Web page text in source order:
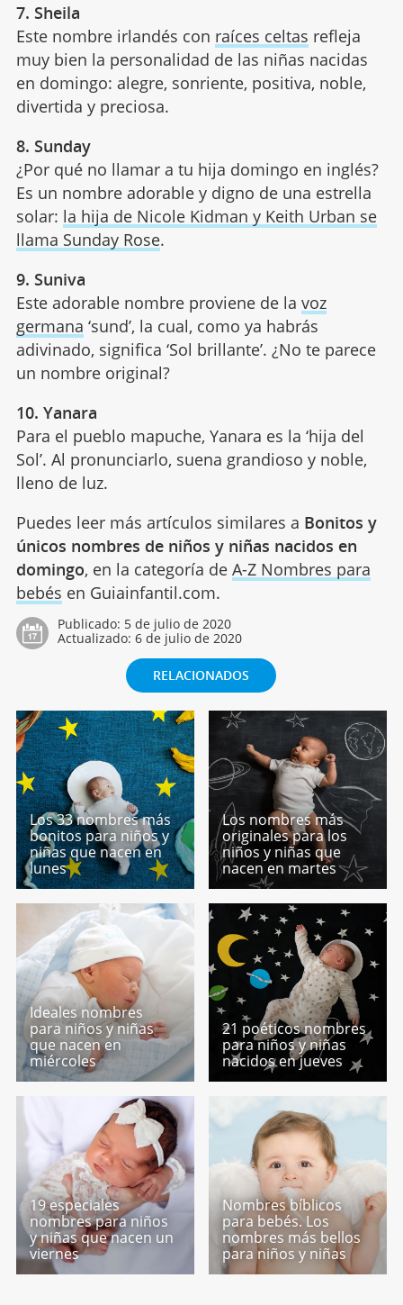
7. Sheila
Este nombre irlandés con raíces celtas refleja
muy bien la personalidad de las niñas nacidas
en domingo: alegre, sonriente, positiva, noble,
divertida y preciosa.
8. Sunday
¿Por qué no llamar a tu hija domingo en inglés?
Es un nombre adorable y digno de una estrella
solar: la hija de Nicole Kidman y Keith Urban se
llama Sunday Rose.
9. Suniva
Este adorable nombre proviene de la voz
germana ‘sund’, la cual, como ya habrás
adivinado, significa ‘Sol brillante’. ¿No te parece
un nombre original?
10. Yanara
Para el pueblo mapuche, Yanara es la ‘hija del
Sol’. Al pronunciarlo, suena grandioso y noble,
lleno de luz.
Puedes leer más artículos similares a Bonitos y
únicos nombres de niños y niñas nacidos en
domingo, en la categoría de A-Z Nombres para
bebés en Guiainfantil.com.
Publicado: 5 de julio de 2020
Actualizado: 6 de julio de 2020
RELACIONADOS
Los 33 nombres más
bonitos para niños y
niñas que nacen en
lunes
Los nombres más
originales para los
niños y niñas que
nacen en martes
Ideales nombres
para niños y niñas
que nacen en
miércoles
21 poéticos nombres
para niños y niñas
nacidos en jueves
19 especiales
nombres para niños
y niñas que nacen un
viernes
Nombres bíblicos
para bebés. Los
nombres más bellos
para niños y niñas